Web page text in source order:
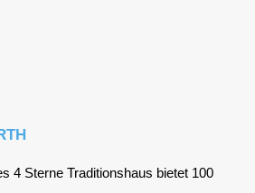
4 Ster­ne Tra­di­ti­ons­haus bie­tet 100